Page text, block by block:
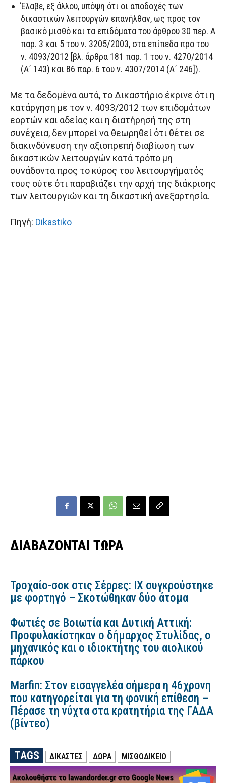
Έλαβε, εξ άλλου, υπόψη ότι οι αποδοχές των
δικαστικών λειτουργών επανήλθαν, ως προς τον
βασικό μισθό και τα επιδόματα του άρθρου 30 περ. Α
παρ. 3 και 5 του ν. 3205/2003, στα επίπεδα προ του
ν. 4093/2012 [βλ. άρθρα 181 παρ. 1 του ν. 4270/2014
(Α΄ 143) και 86 παρ. 6 του ν. 4307/2014 (Α΄ 246]).
Με τα δεδομένα αυτά, το Δικαστήριο έκρινε ότι η
κατάργηση με τον ν. 4093/2012 των επιδομάτων
εορτών και αδείας και η διατήρησή της στη
συνέχεια, δεν μπορεί να θεωρηθεί ότι θέτει σε
διακινδύνευση την αξιοπρεπή διαβίωση των
δικαστικών λειτουργών κατά τρόπο μη
συνάδοντα προς το κύρος του λειτουργήματός
τους ούτε ότι παραβιάζει την αρχή της διάκρισης
των λειτουργιών και τη δικαστική ανεξαρτησία.
Πηγή: Dikastiko
ΔΙΑΒΑΖΟΝΤΑΙ ΤΩΡΑ
Τροχαίο-σοκ στις Σέρρες: ΙΧ συγκρούστηκε
με φορτηγό – Σκοτώθηκαν δύο άτομα
Φωτιές σε Βοιωτία και Δυτική Αττική:
Προφυλακίστηκαν ο δήμαρχος Στυλίδας, ο
μηχανικός και ο ιδιοκτήτης του αιολικού
πάρκου
Marfin: Στον εισαγγελέα σήμερα η 46χρονη
που κατηγορείται για τη φονική επίθεση –
Πέρασε τη νύχτα στα κρατητήρια της ΓΑΔΑ
(βίντεο)
TAGS ΔΙΚΑΣΤΕΣ ΔΩΡΑ ΜΙΣΘΟΔΙΚΕΙΟ